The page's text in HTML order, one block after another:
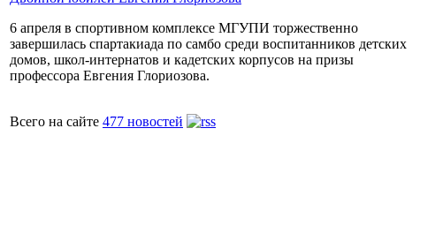
6 апреля в спортивном комплексе МГУПИ торжественно
завершилась спартакиада по самбо среди воспитанников детских
домов, школ-интернатов и кадетских корпусов на призы
профессора Евгения Глориозова.
Всего на сайте 477 новостей